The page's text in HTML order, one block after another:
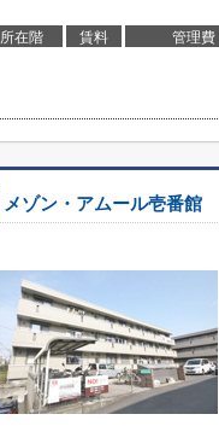
所在階 賃料 管理費
メゾン・アムール壱番館